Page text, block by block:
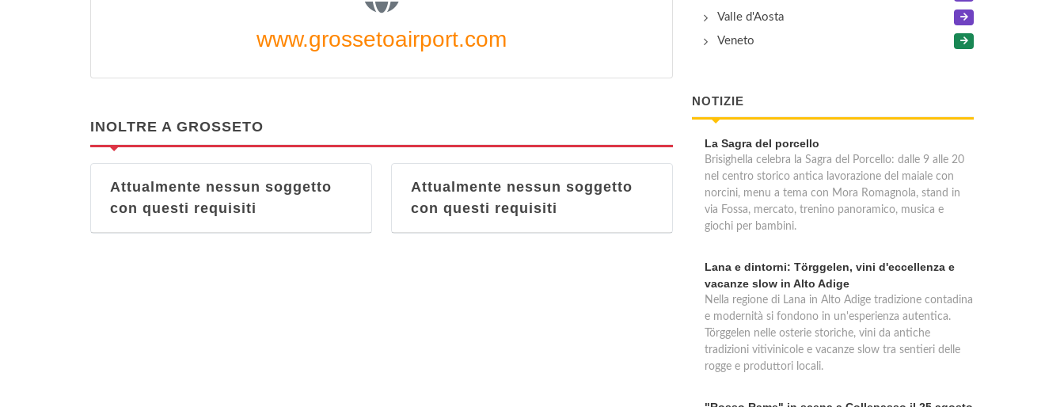
www.grossetoairport.com
INOLTRE A GROSSETO
Attualmente nessun soggetto
con questi requisiti
Attualmente nessun soggetto
con questi requisiti
Valle d'Aosta
Veneto
NOTIZIE
La Sagra del porcello
Brisighella celebra la Sagra del Porcello: dalle 9 alle 20
nel centro storico antica lavorazione del maiale con
norcini, menu a tema con Mora Romagnola, stand in
via Fossa, mercato, trenino panoramico, musica e
giochi per bambini.
Lana e dintorni: Törggelen, vini d'eccellenza e
vacanze slow in Alto Adige
Nella regione di Lana in Alto Adige tradizione contadina
e modernità si fondono in un'esperienza autentica.
Törggelen nelle osterie storiche, vini da antiche
tradizioni vitivinicole e vacanze slow tra sentieri delle
rogge e produttori locali.